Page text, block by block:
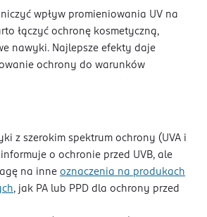
wpływ promieniowania UV na
łączyć ochronę kosmetyczną,
nawyki. Najlepsze efekty daje
ochrony do warunków
z szerokim spektrum ochrony (UVA i
informuje o ochronie przed UVB, ale
na inne oznaczenia na produkach
, jak PA lub PPD dla ochrony przed